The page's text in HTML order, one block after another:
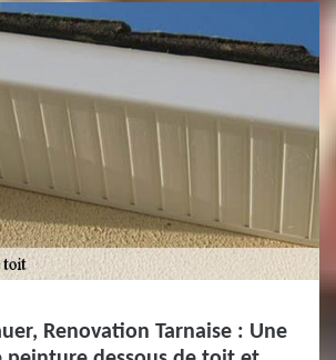
Renovation Tarnaise : Une